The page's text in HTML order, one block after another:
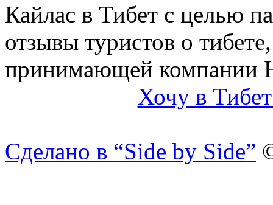
Хочу в
Сделано в “Side by Side”